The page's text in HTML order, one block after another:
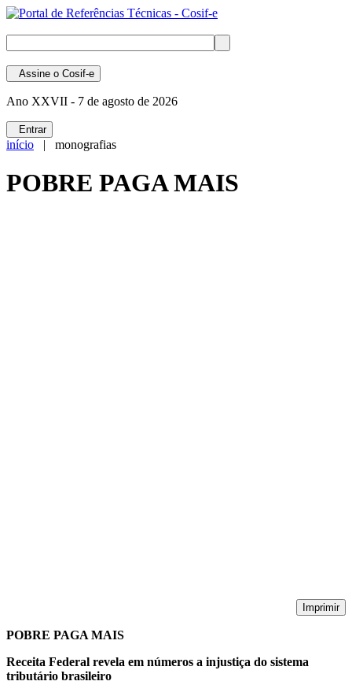
Assine o Cosif-e
Ano XXVII - 7 de agosto de 2026
Entrar
início | monografias
POBRE PAGA MAIS
Imprimir
POBRE PAGA MAIS
Receita Federal revela em números a injustiça do sistema
tributário brasileiro